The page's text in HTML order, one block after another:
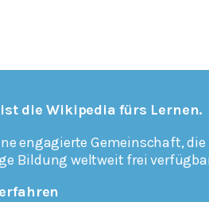
die Wikipedia fürs Lernen.
engagierte Gemeinschaft,
Bildung weltweit frei